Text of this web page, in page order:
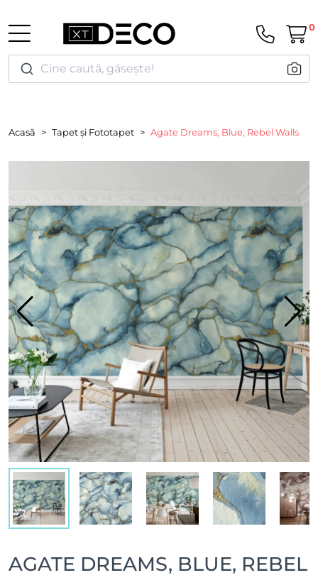
Cine caută, găsește!
0
Acasă Tapet și Fototapet Agate Dreams, Blue, Rebel Walls
AGATE DREAMS, BLUE, REBEL